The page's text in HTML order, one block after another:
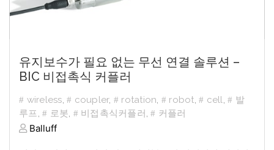
유지보수가 필요 없는 무선 연결 솔루션 –
BIC 비접촉식 커플러
wireless, coupler, rotation, robot, cell,
발
루프, 로봇, 비접촉식커플러, 커플러
Balluff